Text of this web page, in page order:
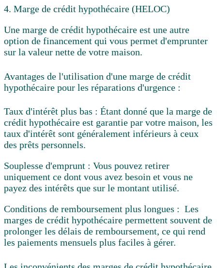
4. Marge de crédit hypothécaire (HELOC)
Une marge de crédit hypothécaire est une autre
option de financement qui vous permet d'emprunter
sur la valeur nette de votre maison.
Avantages de l'utilisation d'une marge de crédit
hypothécaire pour les réparations d'urgence :
Taux d'intérêt plus bas : Étant donné que la marge de
crédit hypothécaire est garantie par votre maison, les
taux d'intérêt sont généralement inférieurs à ceux
des prêts personnels.
Souplesse d'emprunt : Vous pouvez retirer
uniquement ce dont vous avez besoin et vous ne
payez des intérêts que sur le montant utilisé.
Conditions de remboursement plus longues : Les
marges de crédit hypothécaire permettent souvent de
prolonger les délais de remboursement, ce qui rend
les paiements mensuels plus faciles à gérer.